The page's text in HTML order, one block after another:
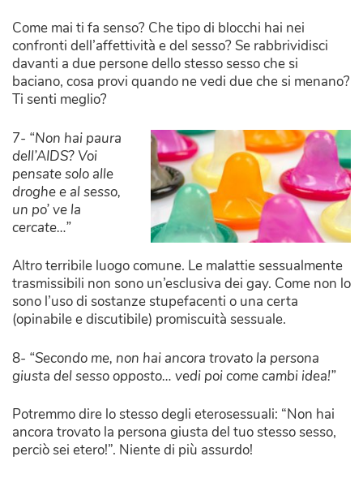
Come mai ti fa senso? Che tipo di blocchi hai nei
confronti dell’affettività e del sesso? Se rabbrividisci
davanti a due persone dello stesso sesso che si
baciano, cosa provi quando ne vedi due che si menano?
Ti senti meglio?
7- “Non hai paura
dell’AIDS? Voi
pensate solo alle
droghe e al sesso,
un po’ ve la
cercate…”
Altro terribile luogo comune. Le malattie sessualmente
trasmissibili non sono un’esclusiva dei gay. Come non lo
sono l’uso di sostanze stupefacenti o una certa
(opinabile e discutibile) promiscuità sessuale.
8- “Secondo me, non hai ancora trovato la persona
giusta del sesso opposto… vedi poi come cambi idea!”
Potremmo dire lo stesso degli eterosessuali: “Non hai
ancora trovato la persona giusta del tuo stesso sesso,
perciò sei etero!”. Niente di più assurdo!